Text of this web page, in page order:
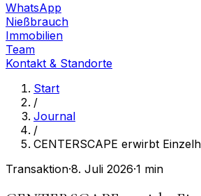
WhatsApp
Nießbrauch
Immobilien
Team
Kontakt & Standorte
Start
/
Journal
/
CENTERSCAPE erwirbt
Transaktion·8. Juli 2026·1 min